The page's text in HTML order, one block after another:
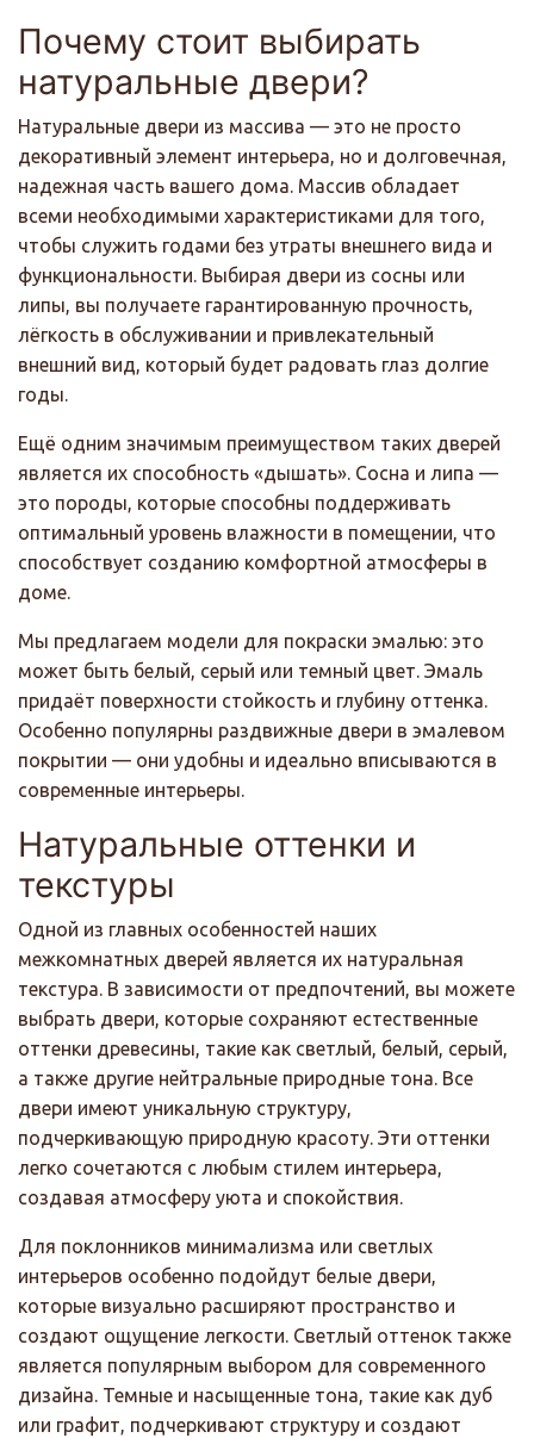
Почему стоит выбирать
натуральные двери?
Натуральные двери из массива — это не просто
декоративный элемент интерьера, но и долговечная,
надежная часть вашего дома. Массив обладает
всеми необходимыми характеристиками для того,
чтобы служить годами без утраты внешнего вида и
функциональности. Выбирая двери из сосны или
липы, вы получаете гарантированную прочность,
лёгкость в обслуживании и привлекательный
внешний вид, который будет радовать глаз долгие
годы.
Ещё одним значимым преимуществом таких дверей
является их способность «дышать». Сосна и липа —
это породы, которые способны поддерживать
оптимальный уровень влажности в помещении, что
способствует созданию комфортной атмосферы в
доме.
Мы предлагаем модели для покраски эмалью: это
может быть белый, серый или темный цвет. Эмаль
придаёт поверхности стойкость и глубину оттенка.
Особенно популярны раздвижные двери в эмалевом
покрытии — они удобны и идеально вписываются в
современные интерьеры.
Натуральные оттенки и
текстуры
Одной из главных особенностей наших
межкомнатных дверей является их натуральная
текстура. В зависимости от предпочтений, вы можете
выбрать двери, которые сохраняют естественные
оттенки древесины, такие как светлый, белый, серый,
а также другие нейтральные природные тона. Все
двери имеют уникальную структуру,
подчеркивающую природную красоту. Эти оттенки
легко сочетаются с любым стилем интерьера,
создавая атмосферу уюта и спокойствия.
Для поклонников минимализма или светлых
интерьеров особенно подойдут белые двери,
которые визуально расширяют пространство и
создают ощущение легкости. Светлый оттенок также
является популярным выбором для современного
дизайна. Темные и насыщенные тона, такие как дуб
или графит, подчеркивают структуру и создают